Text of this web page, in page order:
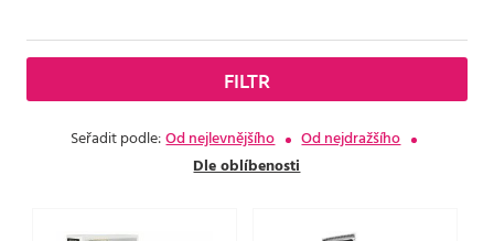
FILTR
Seřadit podle:Od nejlevnějšího
Od nejdražšího
Dle oblíbenosti